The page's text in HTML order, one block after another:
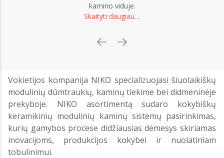
kamino viduje.
Skaityti daugiau…
Vokietijos kompanija NIKO specializuojasi šiuolaikiškų
modulinių dūmtraukių, kaminų tiekime bei didmeninėje
prekyboje. NIKO asortimentą sudaro kokybiškų
keramikinių modulinių kaminų sistemų pasirinkimas,
kurių gamybos procese didžiausias dėmesys skiriamas
inovacijoms, produkcijos kokybei ir nuolatiniam
tobulinimui.